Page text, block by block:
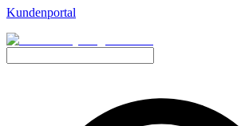
Kundenportal